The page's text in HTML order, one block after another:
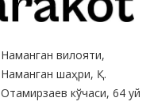
Наманган вилояти,
Наманган шаҳри, Қ.
Отамирзаев кўчаси, 64 уй